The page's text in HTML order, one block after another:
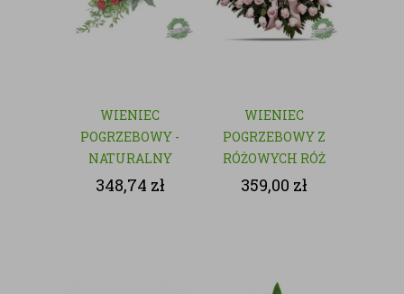
WIENIEC
POGRZEBOWY -
NATURALNY
348,74 zł
WIENIEC
POGRZEBOWY Z
RÓŻOWYCH RÓŻ
- NATURALNY
359,00 zł